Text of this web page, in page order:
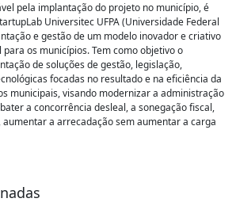
pela implantação do projeto no município, é
Universitec UFPA (Universidade Federal
e gestão de um modelo inovador e criativo
os municípios. Tem como objetivo o
de soluções de gestão, legislação,
focadas no resultado e na eficiência da
municipais, visando modernizar a administração
a concorrência desleal, a sonegação fiscal,
a arrecadação sem aumentar a carga